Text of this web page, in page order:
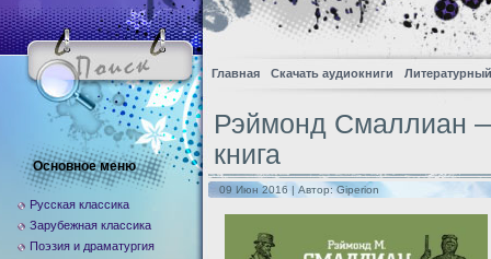
Главная Скачать аудиокниги
Рэймонд Смаллиан
книга
09 Июн 2016 | Автор:Giperion
Основное меню
Русская классика
Зарубежная классика
Поэзия и драматургия